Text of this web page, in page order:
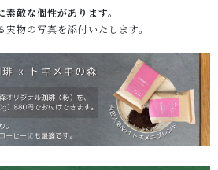
敵な個性があります。
物の写真を添付いたします。